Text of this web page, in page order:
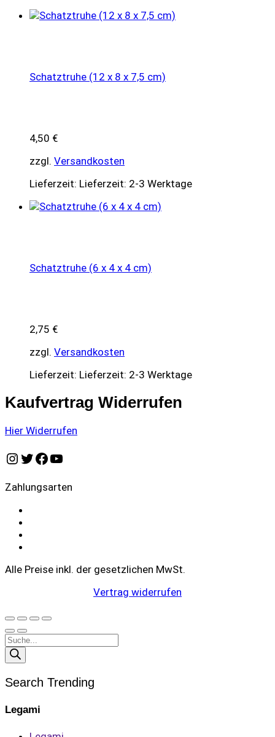
Schatztruhe (12 x 8 x 7,5 cm)
4,50 €
zzgl. Versandkosten
Lieferzeit: Lieferzeit: 2-3 Werktage
Schatztruhe (6 x 4 x 4 cm)
2,75 €
zzgl. Versandkosten
Lieferzeit: Lieferzeit: 2-3 Werktage
Kaufvertrag Widerrufen
Hier Widerrufen
Instagram
Twitter
Facebook
YouTube
Zahlungsarten
Alle Preise inkl. der gesetzlichen MwSt.
Vertrag widerrufen
Products
search
Search Trending
Legami